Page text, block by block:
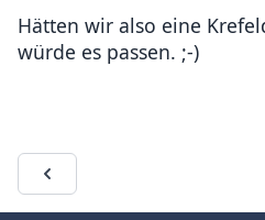
Hätten wir also eine
würde es passen. ;-)